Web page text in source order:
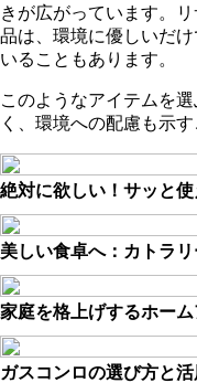
きが広がっています。
品は、環境に優しいだ
いることもあります。
このようなアイテムを
く、環境への配慮も示す
絶対に欲しい！サッと
美しい食卓へ：カトラ
家庭を格上げするホー
ガスコンロの選び方と